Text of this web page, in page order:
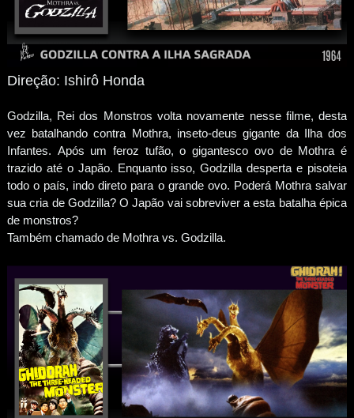
Direção: Ishirô Honda
Godzilla, Rei dos Monstros volta novamente nesse filme, desta
vez batalhando contra Mothra, inseto-deus gigante da Ilha dos
Infantes. Após um feroz tufão, o gigantesco ovo de Mothra é
trazido até o Japão. Enquanto isso, Godzilla desperta e pisoteia
todo o país, indo direto para o grande ovo. Poderá Mothra salvar
sua cria de Godzilla? O Japão vai sobreviver a esta batalha épica
de monstros?
Também chamado de Mothra vs. Godzilla.